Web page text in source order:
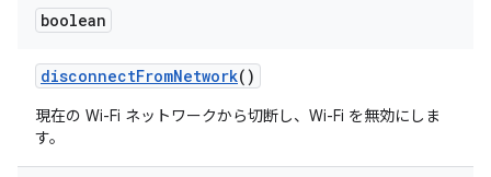
boolean
disconnectFromNetwork()
現在の Wi-Fi ネットワークから切断し、Wi-Fi を無効にしま
す。